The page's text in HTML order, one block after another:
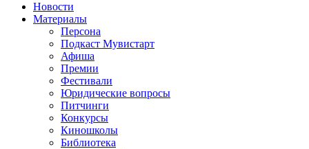
Новости
Материалы
Персона
Подкаст Мувистарт
Афиша
Премии
Фестивали
Юридические вопросы
Питчинги
Конкурсы
Киношколы
Библиотека